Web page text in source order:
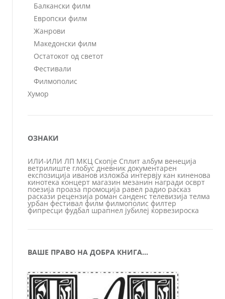
Балкански филм
Европски филм
Жанрови
Македонски филм
Остатокот од светот
Фестивали
Филмополис
Хумор
ОЗНАКИ
ИЛИ-ИЛИ ЛП МКЦ Скопје Сплит албум венеција
ветрилиште глобус дневник документарен
експозиција иванов изложба интервју кан киненова
кинотека концерт магазин мезанин награди осврт
поезија проаза промоција равел радио расказ
раскази рецензија роман санденс телевизија телма
урбан фестивал филм филмополис филтер
фипресци фудбал шрапнел јубилеј ќорвезироска
ВАШЕ ПРАВО НА ДОБРА КНИГА…